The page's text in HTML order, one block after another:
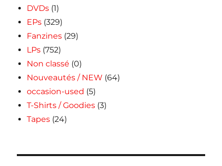
DVDs (1)
EPs (329)
Fanzines (29)
LPs (752)
Non classé (0)
Nouveautés / NEW (64)
occasion-used (5)
T-Shirts / Goodies (3)
Tapes (24)